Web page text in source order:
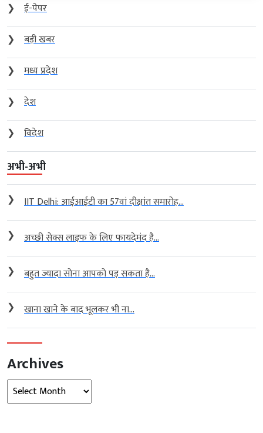
❯
ई-पेपर
❯
बड़ी खबर
❯
मध्य प्रदेश
❯
देश
❯
विदेश
अभी-अभी
❯ IIT Delhi: आईआईटी का 57वां दीक्षांत समारोह...
❯ अच्छी सेक्स लाइफ के लिए फायदेमंद है...
❯ बहुत ज्यादा सोना आपको पड़ सकता है...
❯ खाना खाने के बाद भूलकर भी ना...
Archives
Archives